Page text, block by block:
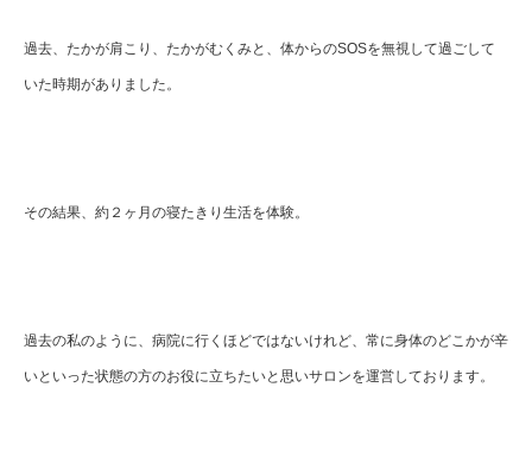
過去、たかが肩こり、たかがむくみと、体からのSOSを無視して過ごして
いた時期がありました。
その結果、約２ヶ月の寝たきり生活を体験。
過去の私のように、病院に行くほどではないけれど、常に身体のどこかが辛
いといった状態の方のお役に立ちたいと思いサロンを運営しております。